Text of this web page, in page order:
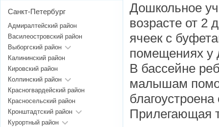
Дошкольное
возрасте от 2
ячеек с
помещениях у
В бассейне
малышам
Прилегающая
Санкт-Петербург
Адмиралтейский район
Василеостровский район
Выборгский район
Калининский район
Кировский район
Колпинский район
Красногвардейский район
Красносельский район
Кронштадтский район
Курортный район